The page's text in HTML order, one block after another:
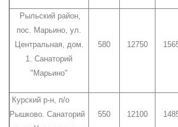
Рыльский район,
пос. Марьино, ул.
Центральная, дом.
1. Санаторий
"Марьино"
580 12750
Курский р-н, п/о
Рышково. Санаторий
550 12100